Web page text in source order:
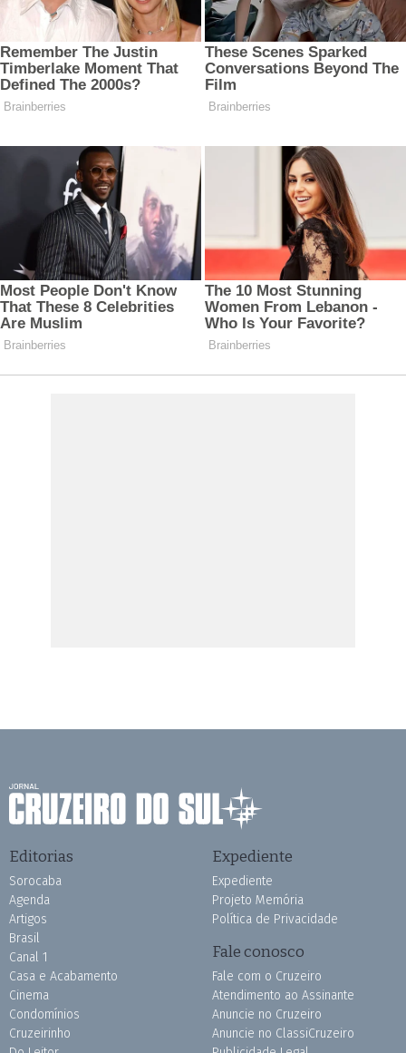
Editorias
Sorocaba
Agenda
Artigos
Brasil
Canal 1
Casa e Acabamento
Cinema
Condomínios
Cruzeirinho
Expediente
Expediente
Projeto Memória
Política de Privacidade
Fale conosco
Fale com o Cruzeiro
Atendimento ao Assinante
Anuncie no Cruzeiro
Anuncie no ClassiCruzeiro